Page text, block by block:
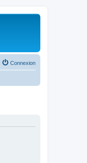
Connexion